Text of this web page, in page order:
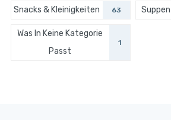
Snacks & Kleinigkeiten 63
Was In Keine Kategorie
Passt
1